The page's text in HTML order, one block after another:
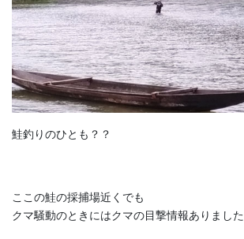
鮭釣りのひとも？？
ここの鮭の採捕場近くでも
クマ騒動のときにはクマの目撃情報ありました